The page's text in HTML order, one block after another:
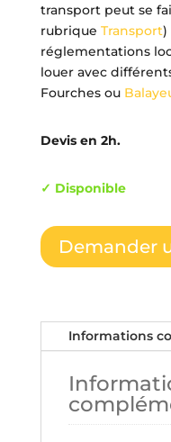
transport peut se
rubrique Transport)
réglementations
louer avec
Fourches ou
Devis en 2h.
✓ Disponible
Demander
Informations